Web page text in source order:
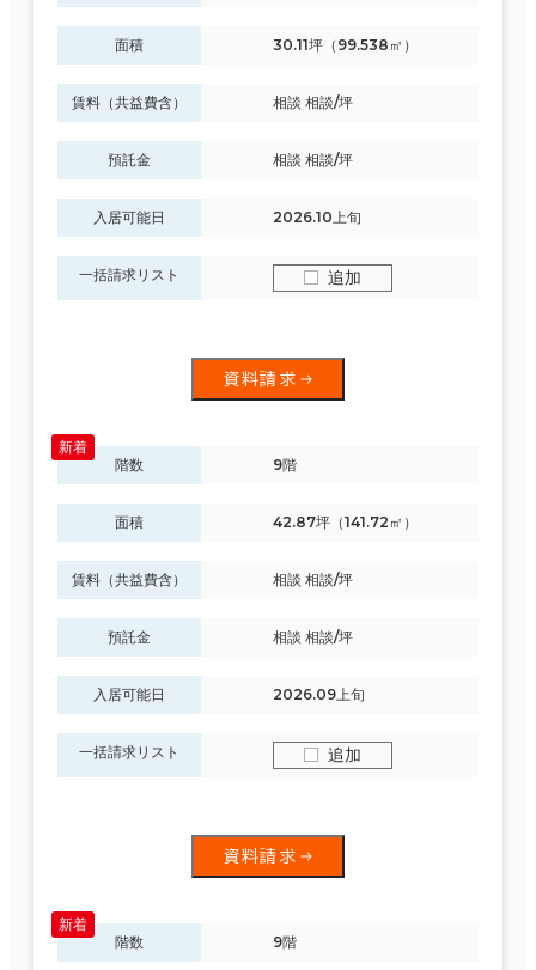
面積 30.11坪（99.538㎡）
賃料（共益費含） 相談 相談/坪
預託金 相談 相談/坪
入居可能日 2026.10上旬
一括請求リスト 追加
資料請求
階数 9階
面積 42.87坪（141.72㎡）
賃料（共益費含） 相談 相談/坪
預託金 相談 相談/坪
入居可能日 2026.09上旬
一括請求リスト 追加
資料請求
階数 9階